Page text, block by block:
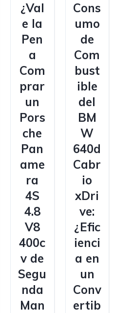
¿Val
e la
Pen
a
Com
prar
un
Pors
che
Pan
ame
ra
4S
4.8
V8
400c
v de
Segu
nda
Man
Cons
umo
de
Com
bust
ible
del
BM
W
640d
Cabr
io
xDri
ve:
¿Efic
ienci
a en
un
Conv
ertib